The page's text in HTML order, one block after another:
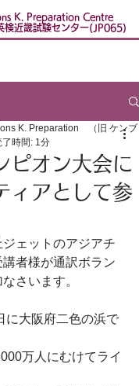
K. Preparation Centre
検近畿試験センター(JP065)
ピオン大会に
ィアとして参
K. Preparation （旧 ケン
了時間: 1分
ェットのアジアチ
者様が通訳ボラン
さいます。
に大阪府二色の浜で
万人にむけてライ